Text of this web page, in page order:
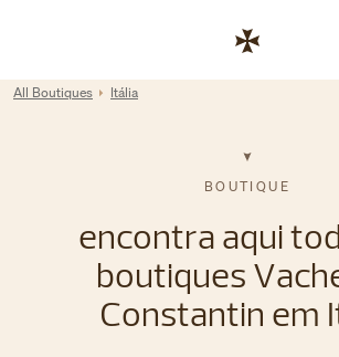
Link para site corporativo
Return to Nav
All Boutiques Itália
BOUTIQUE
encontra aqui
boutiques
Constantin em